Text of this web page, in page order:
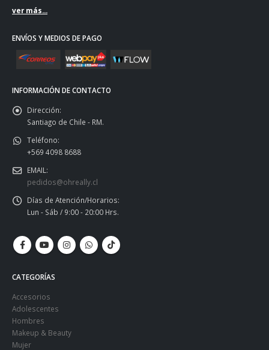
ver más...
ENVÍOS Y MEDIOS DE PAGO
INFORMACIÓN DE CONTACTO
Dirección:
Santiago de Chile - RM.
Teléfono:
+569 4098 8688
EMAIL:
pedidos@ohreally.cl
Días de Atención/Horarios:
Lun - Sáb / 9:00 - 20:00 Hrs.
CATEGORÍAS
Accesorios
Adolescentes
Hombres
Makeup & Beauty
Mujer